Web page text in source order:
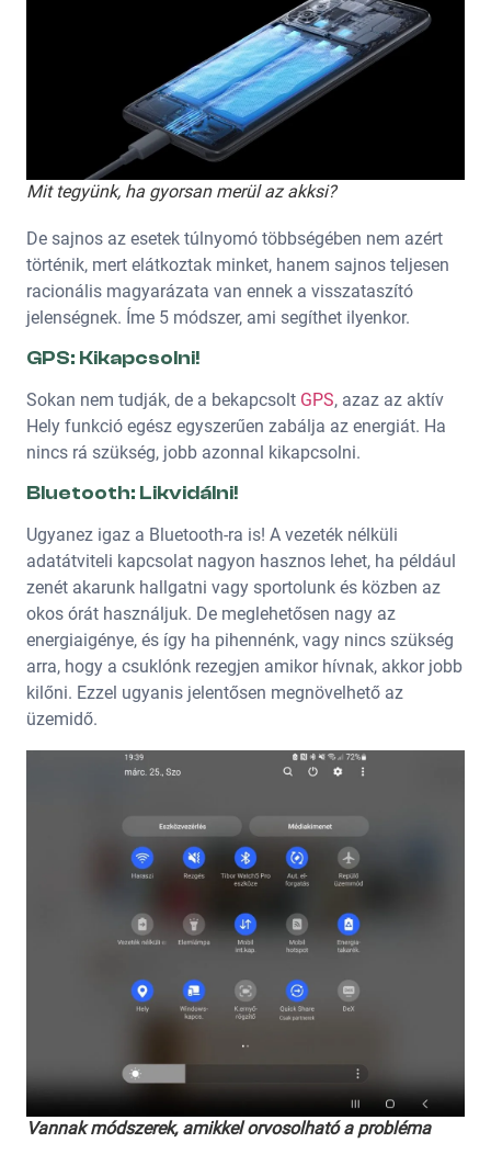
Mit tegyünk, ha gyorsan merül az akksi?
De sajnos az esetek túlnyomó többségében nem azért
történik, mert elátkoztak minket, hanem sajnos teljesen
racionális magyarázata van ennek a visszataszító
jelenségnek. Íme 5 módszer, ami segíthet ilyenkor.
GPS: Kikapcsolni!
Sokan nem tudják, de a bekapcsolt GPS, azaz az aktív
Hely funkció egész egyszerűen zabálja az energiát. Ha
nincs rá szükség, jobb azonnal kikapcsolni.
Bluetooth: Likvidálni!
Ugyanez igaz a Bluetooth-ra is! A vezeték nélküli
adatátviteli kapcsolat nagyon hasznos lehet, ha például
zenét akarunk hallgatni vagy sportolunk és közben az
okos órát használjuk. De meglehetősen nagy az
energiaigénye, és így ha pihennénk, vagy nincs szükség
arra, hogy a csuklónk rezegjen amikor hívnak, akkor jobb
kilőni. Ezzel ugyanis jelentősen megnövelhető az
üzemidő.
Vannak módszerek, amikkel orvosolható a probléma